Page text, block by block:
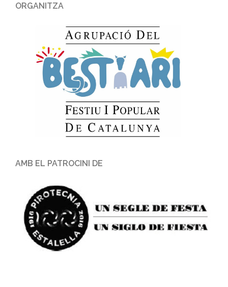
ORGANITZA
AMB EL PATROCINI DE